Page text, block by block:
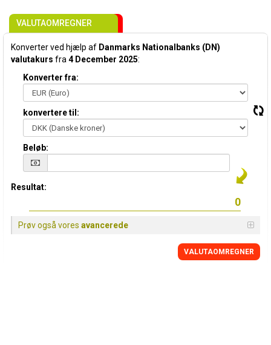
VALUTAOMREGNER
Konverter ved hjælp af Danmarks Nationalbanks (DN)
valutakurs fra 4 December 2025:
Konverter fra:
konvertere til:
Beløb:
Resultat:
Prøv også vores avancerede
VALUTAOMREGNER